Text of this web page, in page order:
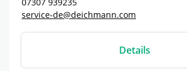
service-de@deichmann.com
Details